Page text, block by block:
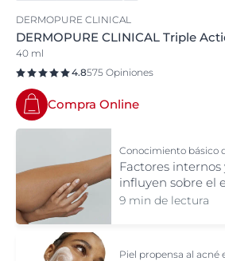
DERMOPURE CLINICAL
DERMOPURE CLINICAL Triple
40 ml
4.8575 Opiniones
Compra Online
Conocimiento básico
Factores
influyen sobre el
9 min de lectura
Piel propensa al acné